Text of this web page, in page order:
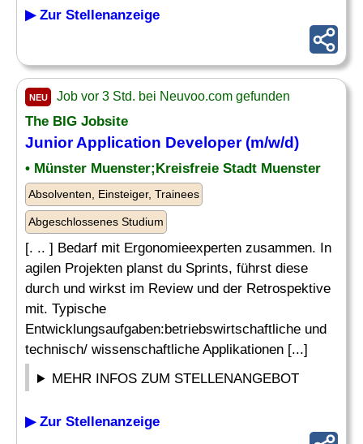
▶ Zur Stellenanzeige
NEU Job vor 3 Std. bei Neuvoo.com gefunden
The BIG Jobsite
JuniorApplication Developer(m/w/d)
• Münster Muenster;Kreisfreie Stadt Muenster
Absolventen, Einsteiger, Trainees
Abgeschlossenes Studium
[. .. ] Bedarf mit Ergonomieexperten zusammen. In
agilen Projekten planst du Sprints, führst diese
durch und wirkst im Review und der Retrospektive
mit. Typische
Entwicklungsaufgaben:betriebswirtschaftliche und
technisch/ wissenschaftliche Applikationen [...]
MEHR INFOS ZUM STELLENANGEBOT
▶ Zur Stellenanzeige